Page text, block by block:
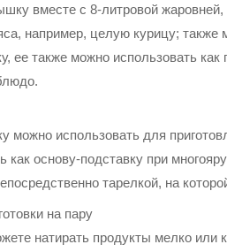
вместе с 8-литровой
например, целую курицу;
ее также можно использовать
использовать для
как основу-подставку при
тарелкой, на
на пару
натирать продукты мелко или